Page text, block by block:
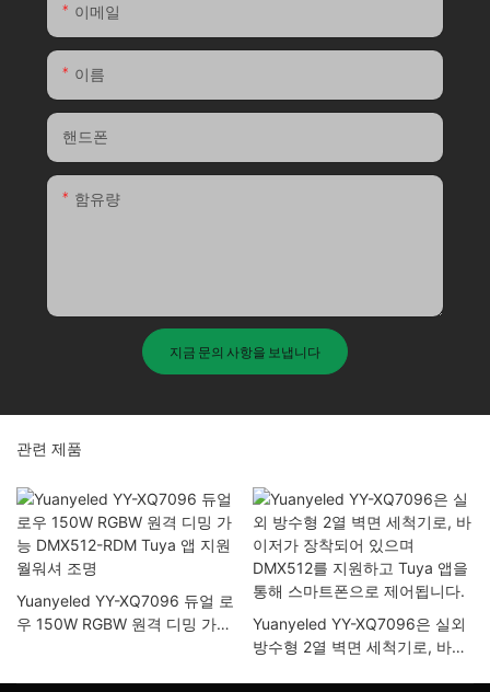
이메일
이름
핸드폰
함유량
지금 문의 사항을 보냅니다
관련 제품
Yuanyeled YY-XQ7096 듀얼 로
우 150W RGBW 원격 디밍 가능
Yuanyeled YY-XQ7096은 실외
방수형 2열 벽면 세척기로, 바이